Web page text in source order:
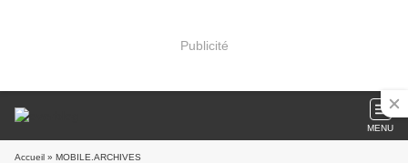
Publicité
MENU
Accueil » MOBILE.ARCHIVES